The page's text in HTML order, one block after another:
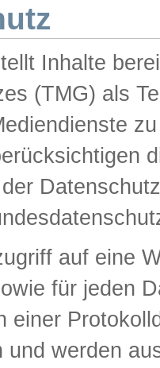
Inhalte
(TMG) als
auf eine
für jeden
einer
und werden